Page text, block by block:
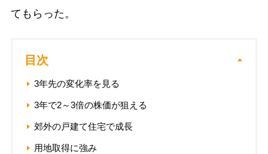
てもらった。
目次
3年先の変化率を見る
3年で2～3倍の株価が狙える
郊外の戸建て住宅で成長
用地取得に強み